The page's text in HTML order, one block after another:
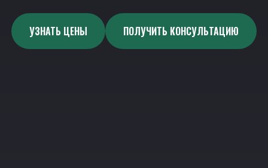
УЗНАТЬ ЦЕНЫ ПОЛУЧИТЬ КОНСУЛЬТАЦИЮ